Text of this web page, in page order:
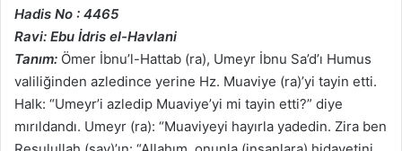
Hadis No : 4465
Ravi: Ebu İdris el-Havlani
Tanım: Ömer İbnu’l-Hattab (ra), Umeyr İbnu Sa’d’ı Humus
valiliğinden azledince yerine Hz. Muaviye (ra)’yi tayin etti.
Halk: “Umeyr’i azledip Muaviye’yi mi tayin etti?” diye
mırıldandı. Umeyr (ra): “Muaviyeyi hayırla yadedin. Zira ben